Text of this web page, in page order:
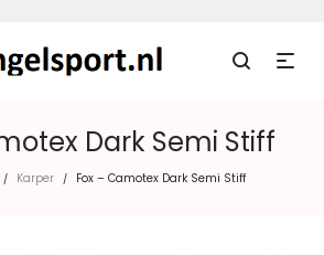
Dark Semi Stiff
/ Karper / Fox – Camotex Dark Semi Stiff